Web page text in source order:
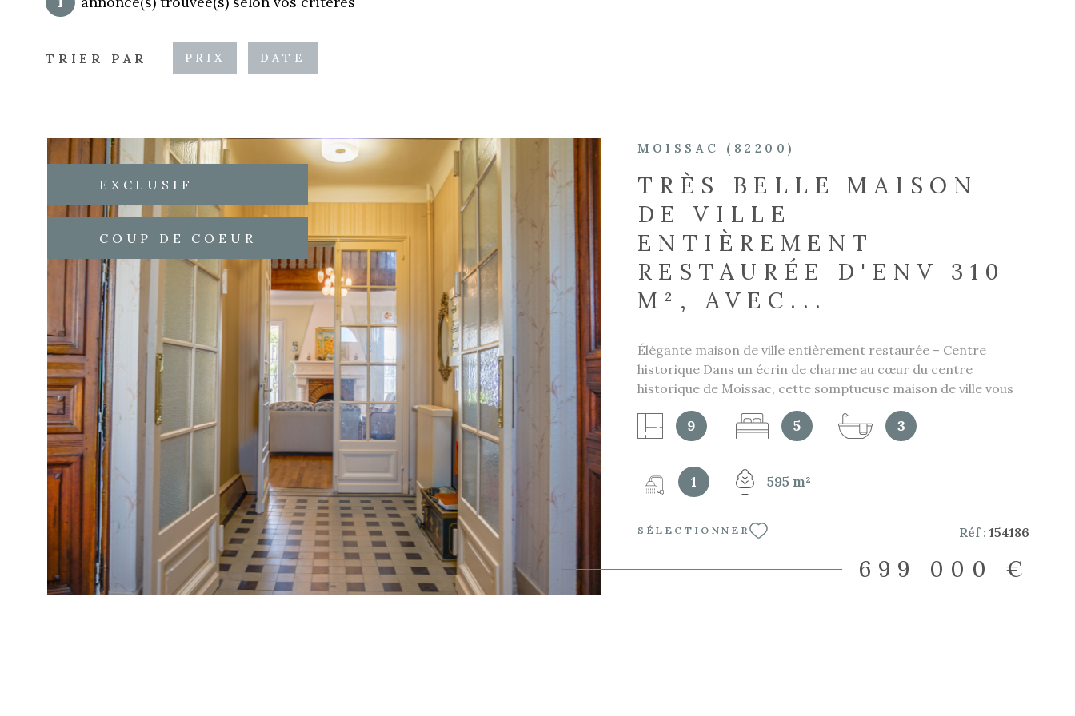
TRIER PAR PRIX DATE
MOISSAC (82200)
TRÈS BELLE MAISON
DE VILLE
ENTIÈREMENT
RESTAURÉE D'ENV 310
M², AVEC...
Élégante maison de ville entièrement restaurée – Centre
historique Dans un écrin de charme au cœur du centre
historique de Moissac, cette somptueuse maison de ville vous
séduira par son caractère authentique subtilement réinventé,
alliant le cachet de l'ancien à une rénovation de grande qualité
réalisée au cours des dix dernières années. Derrière sa façade
discrète se dévoile une demeure aux volumes généreux d'env
310 m² : 9 pièces lumineuses, dont 5 vastes chambres dont 4
dans un cadre chaleureux et raffiné. Les extérieurs, rares et
précieux en centre-ville, complètent idéalement ce bien
d’exception : - Une vaste terrasse d’environ 50 m², à l’abri des
regards, idéale pour vos réceptions estivales - Un jardin
9 5 3
1 595 m²
SÉLECTIONNER Réf : 154186
699 000 €
EXCLUSIF
COUP DE COEUR
VOIR LE BIEN